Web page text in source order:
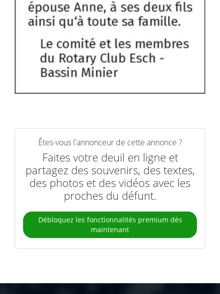
Êtes-vous l'annonceur de cette annonce ?
Faites votre deuil en ligne et
partagez des souvenirs, des textes,
des photos et des vidéos avec les
proches du défunt.
Débloquez les fonctionnalités premium dès
maintenant